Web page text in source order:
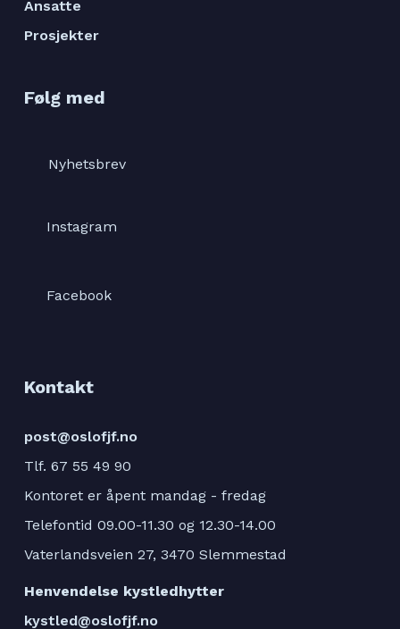
Ansatte
Prosjekter
Følg med
Nyhetsbrev
Instagram
Facebook
Kontakt
post@oslofjf.no
Tlf. 67 55 49 90
Kontoret er åpent mandag - fredag
Telefontid 09.00-11.30 og 12.30-14.00
Vaterlandsveien 27, 3470 Slemmestad
Henvendelse kystledhytter
kystled@oslofjf.no